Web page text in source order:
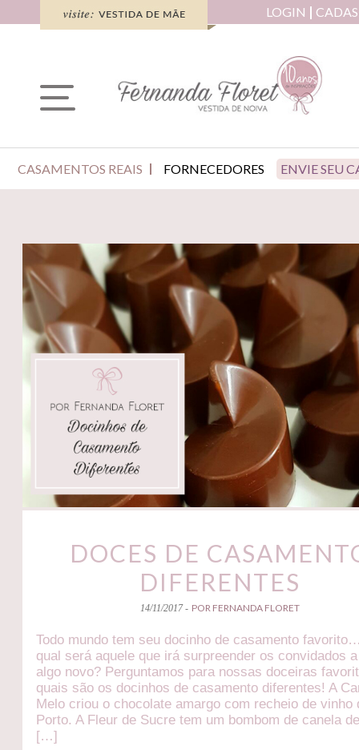
LOGIN
CASAMENTOS REAIS FORNECEDORES ENVIE SEU
DOCES DE
DIFERENTES
14/11/2017 - POR FERNANDA FLORET
Todo mundo tem seu docinho de casamento
qual será aquele que irá surpreender os convidados
algo novo? Perguntamos para nossas doceiras
quais são os docinhos de casamento diferentes! A
Melo criou o chocolate amargo com recheio de vinho
Porto. A Fleur de Sucre tem um bombom de canela
[…]